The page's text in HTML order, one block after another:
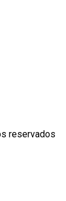
reservados